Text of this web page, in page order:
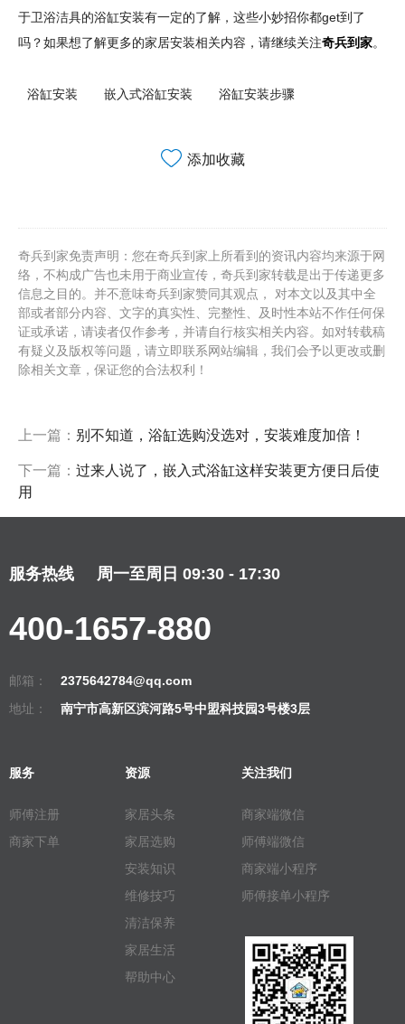
于卫浴洁具的浴缸安装有一定的了解，这些小妙招你都get到了
吗？如果想了解更多的家居安装相关内容，请继续关注奇兵到家。
浴缸安装 嵌入式浴缸安装 浴缸安装步骤
添加收藏
奇兵到家免责声明：您在奇兵到家上所看到的资讯内容均来源于网
络，不构成广告也未用于商业宣传，奇兵到家转载是出于传递更多
信息之目的。并不意味奇兵到家赞同其观点， 对本文以及其中全
部或者部分内容、文字的真实性、完整性、及时性本站不作任何保
证或承诺，请读者仅作参考，并请自行核实相关内容。如对转载稿
有疑义及版权等问题，请立即联系网站编辑，我们会予以更改或删
除相关文章，保证您的合法权利！
上一篇： 别不知道，浴缸选购没选对，安装难度加倍！
下一篇： 过来人说了，嵌入式浴缸这样安装更方便日后使
用
服务热线 周一至周日 09:30 - 17:30
400-1657-880
邮箱：
2375642784@qq.com
地址：
南宁市高新区滨河路5号中盟科技园3号楼3层
服务
师傅注册
商家下单
资源
家居头条
家居选购
安装知识
维修技巧
清洁保养
家居生活
帮助中心
关注我们
商家端微信
师傅端微信
商家端小程序
师傅接单小程序